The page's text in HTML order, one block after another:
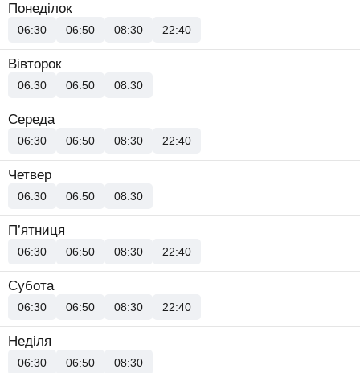
Понеділок
06:30 06:50 08:30 22:40
Вівторок
06:30 06:50 08:30
Середа
06:30 06:50 08:30 22:40
Четвер
06:30 06:50 08:30
П’ятниця
06:30 06:50 08:30 22:40
Субота
06:30 06:50 08:30 22:40
Неділя
06:30 06:50 08:30